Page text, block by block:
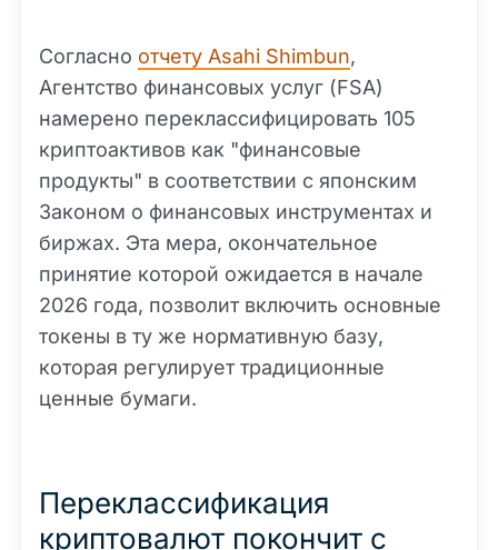
Согласно отчету Asahi Shimbun,
Агентство финансовых услуг (FSA)
намерено переклассифицировать 105
криптоактивов как "финансовые
продукты" в соответствии с японским
Законом о финансовых инструментах и
биржах. Эта мера, окончательное
принятие которой ожидается в начале
2026 года, позволит включить основные
токены в ту же нормативную базу,
которая регулирует традиционные
ценные бумаги.
Переклассификация
криптовалют покончит с